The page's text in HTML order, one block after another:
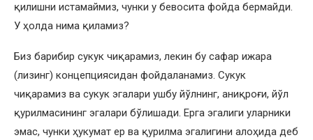
қилишни истамаймиз, чунки у бевосита фойда бермайди.
У ҳолда нима қиламиз?
Биз барибир сукук чиқарамиз, лекин бу сафар ижара
(лизинг) концепциясидан фойдаланамиз. Сукук
чиқарамиз ва сукук эгалари ушбу йўлнинг, аниқроғи, йўл
қурилмасининг эгалари бўлишади. Ерга эгалиги уларники
эмас, чунки ҳукумат ер ва қурилма эгалигини алоҳида деб